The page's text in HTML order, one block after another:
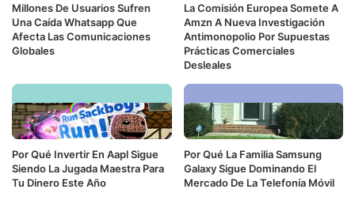
Millones De Usuarios Sufren
Una Caída Whatsapp Que
Afecta Las Comunicaciones
Globales
La Comisión Europea Somete A
Amzn A Nueva Investigación
Antimonopolio Por Supuestas
Prácticas Comerciales
Desleales
Por Qué Invertir En Aapl Sigue
Siendo La Jugada Maestra Para
Tu Dinero Este Año
Por Qué La Familia Samsung
Galaxy Sigue Dominando El
Mercado De La Telefonía Móvil